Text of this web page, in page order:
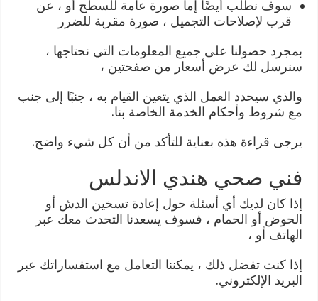
سوف نطلب أيضًا إما صورة عامة للسطح أو ، عن
قرب لإصلاحات التجميل ، صورة مقربة للضرر
بمجرد حصولنا على جميع المعلومات التي نحتاجها ،
سنرسل لك عرض أسعار من صفحتين ،
والذي سيحدد العمل الذي يتعين القيام به ، جنبًا إلى جنب
مع شروط وأحكام الخدمة الخاصة بنا.
يرجى قراءة هذه بعناية للتأكد من أن كل شيء واضح.
فني صحي هندي الاندلس
إذا كان لديك أي أسئلة حول إعادة تسخين الدش أو
الحوض أو الحمام ، فسوف يسعدنا التحدث معك عبر
الهاتف أو ،
إذا كنت تفضل ذلك ، يمكننا التعامل مع استفساراتك عبر
البريد الإلكتروني.